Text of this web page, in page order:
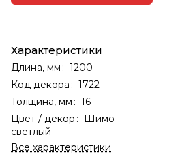
Характеристики
Длина, мм : 1200
Код декора : 1722
Толщина, мм : 16
Цвет / декор : Шимо
светлый
Все характеристики